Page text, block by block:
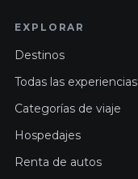
EXPLORAR
Destinos
Todas las experiencias
Categorías de viaje
Hospedajes
Renta de autos